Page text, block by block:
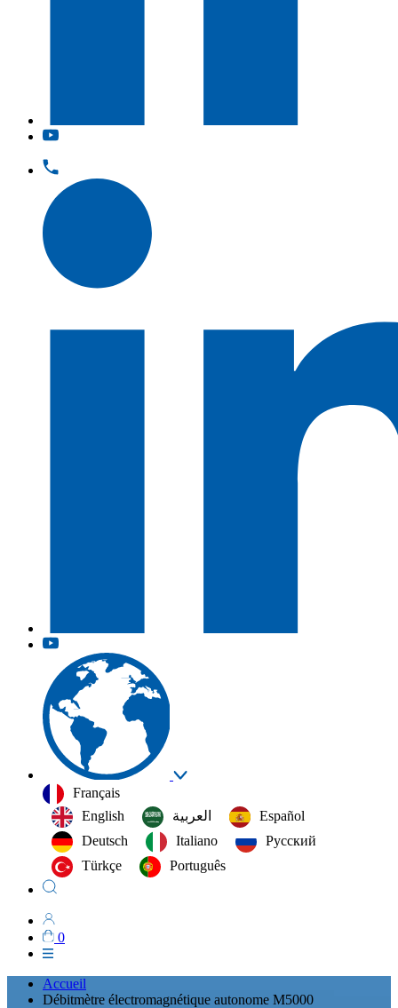
Français
English
العربية‏
Español
Deutsch
Italiano
Русский
Türkçe
Português
0
Accueil
Débitmètre électromagnétique autonome M5000